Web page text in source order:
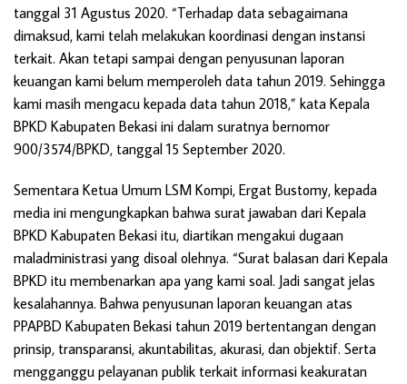
tanggal 31 Agustus 2020. “Terhadap data sebagaimana
dimaksud, kami telah melakukan koordinasi dengan instansi
terkait. Akan tetapi sampai dengan penyusunan laporan
keuangan kami belum memperoleh data tahun 2019. Sehingga
kami masih mengacu kepada data tahun 2018,” kata Kepala
BPKD Kabupaten Bekasi ini dalam suratnya bernomor
900/3574/BPKD, tanggal 15 September 2020.
Sementara Ketua Umum LSM Kompi, Ergat Bustomy, kepada
media ini mengungkapkan bahwa surat jawaban dari Kepala
BPKD Kabupaten Bekasi itu, diartikan mengakui dugaan
maladministrasi yang disoal olehnya. “Surat balasan dari Kepala
BPKD itu membenarkan apa yang kami soal. Jadi sangat jelas
kesalahannya. Bahwa penyusunan laporan keuangan atas
PPAPBD Kabupaten Bekasi tahun 2019 bertentangan dengan
prinsip, transparansi, akuntabilitas, akurasi, dan objektif. Serta
mengganggu pelayanan publik terkait informasi keakuratan